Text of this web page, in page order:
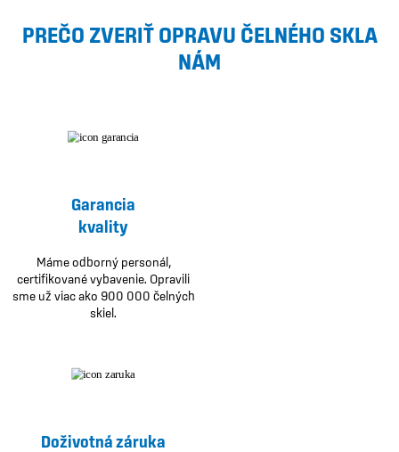
PREČO ZVERIŤ OPRAVU ČELNÉHO SKLA
NÁM
Garancia
kvality
Máme odborný personál,
certifikované vybavenie. Opravili
sme už viac ako 900 000 čelných
skiel.
Doživotná záruka